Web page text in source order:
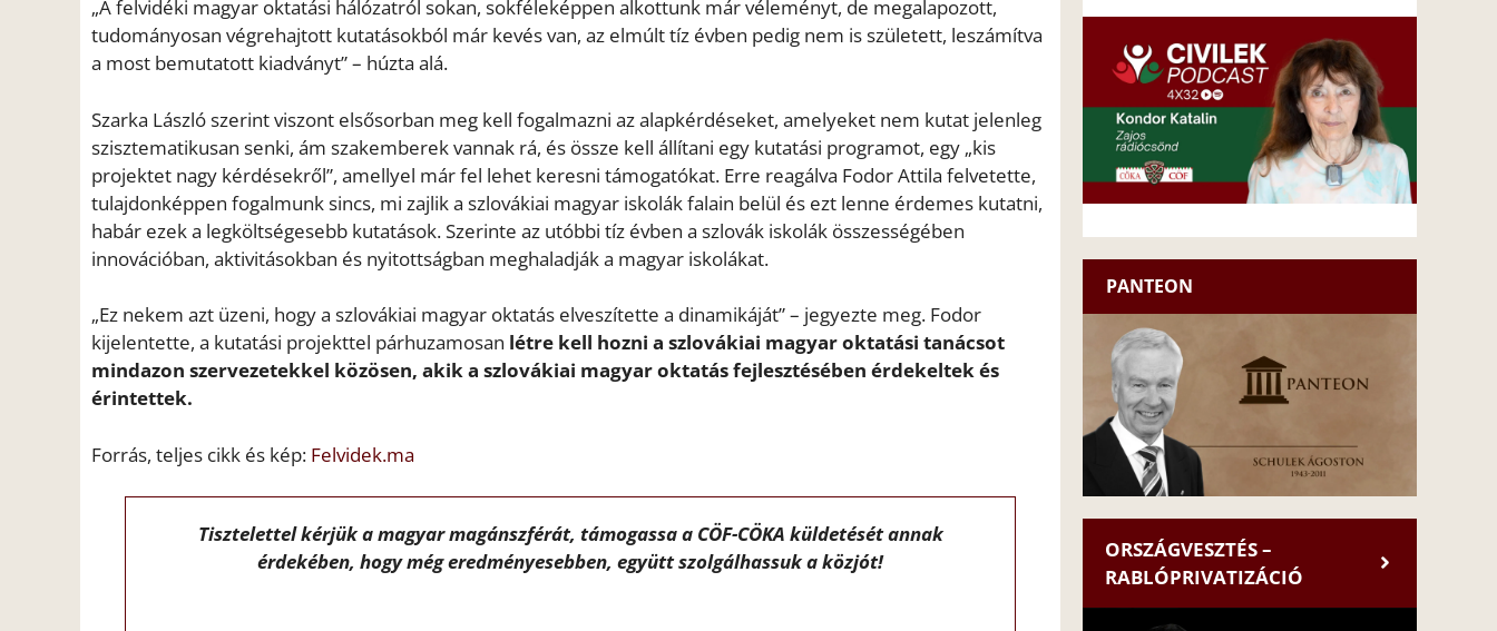
„A felvidéki magyar oktatási hálózatról sokan, sokféleképpen alkottunk már véleményt, de megalapozott,
tudományosan végrehajtott kutatásokból már kevés van, az elmúlt tíz évben pedig nem is született, leszámítva
a most bemutatott kiadványt” – húzta alá.
Szarka László szerint viszont elsősorban meg kell fogalmazni az alapkérdéseket, amelyeket nem kutat jelenleg
szisztematikusan senki, ám szakemberek vannak rá, és össze kell állítani egy kutatási programot, egy „kis
projektet nagy kérdésekről”, amellyel már fel lehet keresni támogatókat. Erre reagálva Fodor Attila felvetette,
tulajdonképpen fogalmunk sincs, mi zajlik a szlovákiai magyar iskolák falain belül és ezt lenne érdemes kutatni,
habár ezek a legköltségesebb kutatások. Szerinte az utóbbi tíz évben a szlovák iskolák összességében
innovációban, aktivitásokban és nyitottságban meghaladják a magyar iskolákat.
„Ez nekem azt üzeni, hogy a szlovákiai magyar oktatás elveszítette a dinamikáját” – jegyezte meg. Fodor
kijelentette, a kutatási projekttel párhuzamosan létre kell hozni a szlovákiai magyar oktatási tanácsot
mindazon szervezetekkel közösen, akik a szlovákiai magyar oktatás fejlesztésében érdekeltek és
érintettek.
Forrás, teljes cikk és kép: Felvidek.ma
Tisztelettel kérjük a magyar magánszférát, támogassa a CÖF-CÖKA küldetését annak
érdekében, hogy még eredményesebben, együtt szolgálhassuk a közjót!
PANTEON
ORSZÁGVESZTÉS –
RABLÓPRIVATIZÁCIÓ